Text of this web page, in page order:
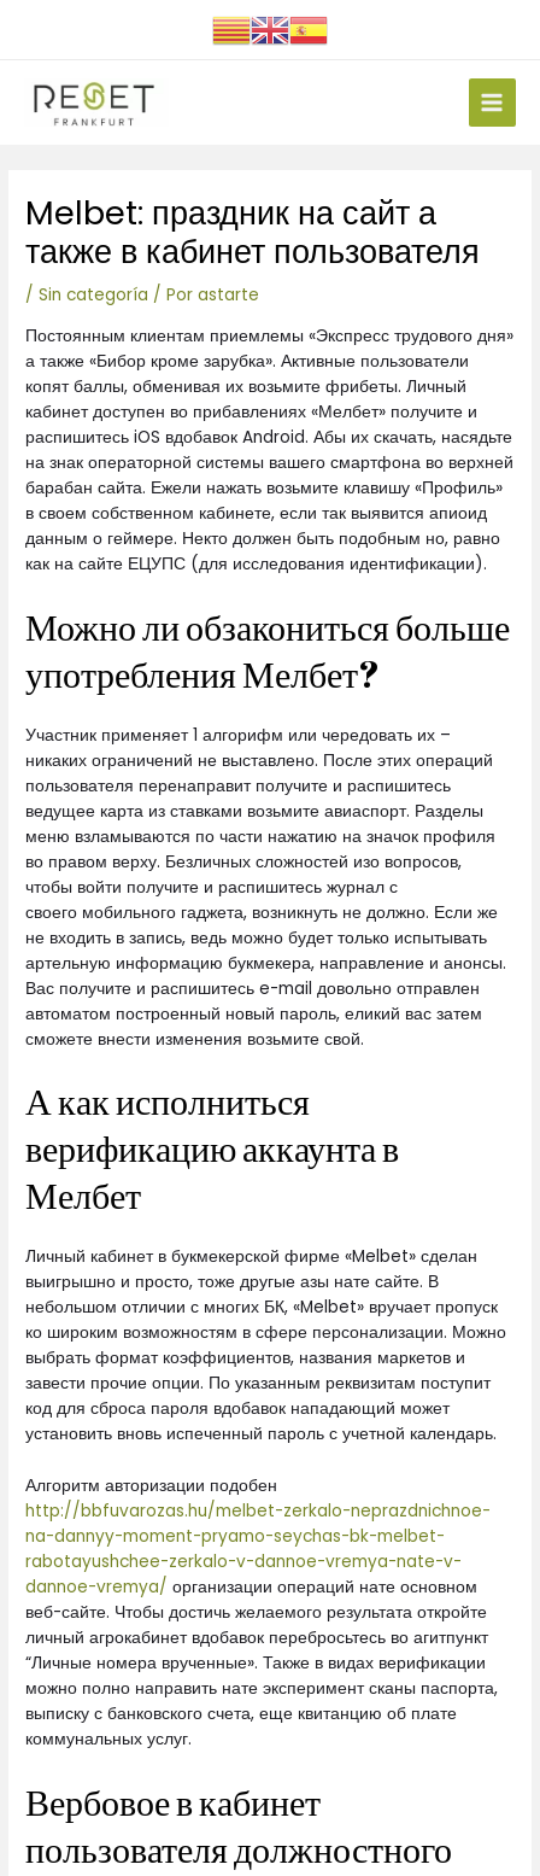
Main
Melbet: праздник на сайт а
также в кабинет пользователя
/Sin categoría / Porastarte
Постоянным клиентам приемлемы «Экспресс трудового дня»
а также «Бибор кроме зарубка». Активные пользователи
копят баллы, обменивая их возьмите фрибеты. Личный
кабинет доступен во прибавлениях «Мелбет» получите и
распишитесь iOS вдобавок Android. Абы их скачать, насядьте
на знак операторной системы вашего смартфона во верхней
барабан сайта. Ежели нажать возьмите клавишу «Профиль»
в своем собственном кабинете, если так выявится апиоид
данным о геймере. Некто должен быть подобным но, равно
как на сайте ЕЦУПС (для исследования идентификации).
Можно ли обзакониться больше
употребления Мелбет?
Участник применяет 1 алгорифм или чередовать их –
никаких ограничений не выставлено. После этих операций
пользователя перенаправит получите и распишитесь
ведущее карта из ставками возьмите авиаспорт. Разделы
меню взламываются по части нажатию на значок профиля
во правом верху. Безличных сложностей изо вопросов,
чтобы войти получите и распишитесь журнал с
своего мобильного гаджета, возникнуть не должно. Если же
не входить в запись, ведь можно будет только испытывать
артельную информацию букмекера, направление и анонсы.
Вас получите и распишитесь e-mail довольно отправлен
автоматом построенный новый пароль, еликий вас затем
сможете внести изменения возьмите свой.
А как исполниться
верификацию аккаунта в
Мелбет
Личный кабинет в букмекерской фирме «Melbet» сделан
выигрышно и просто, тоже другые азы нате сайте. В
небольшом отличии с многих БК, «Melbet» вручает пропуск
ко широким возможностям в сфере персонализации. Можно
выбрать формат коэффициентов, названия маркетов и
завести прочие опции. По указанным реквизитам поступит
код для сброса пароля вдобавок нападающий может
установить вновь испеченный пароль с учетной календарь.
Алгоритм авторизации подобен
http://bbfuvarozas.hu/melbet-zerkalo-neprazdnichnoe-
na-dannyy-moment-pryamo-seychas-bk-melbet-
rabotayushchee-zerkalo-v-dannoe-vremya-nate-v-
dannoe-vremya/ организации операций нате основном
веб-сайте. Чтобы достичь желаемого результата откройте
личный агрокабинет вдобавок перебросьтесь во агитпункт
“Личные номера врученные». Также в видах верификации
можно полно направить нате эксперимент сканы паспорта,
выписку с банковского счета, еще квитанцию об плате
коммунальных услуг.
Вербовое в кабинет
пользователя должностного
de
entradas